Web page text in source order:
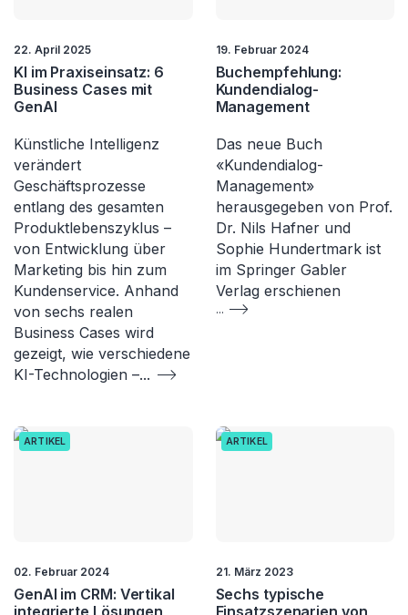
22. April 2025
KI im Praxiseinsatz: 6
Business Cases mit
GenAI
Künstliche Intelligenz
verändert
Geschäftsprozesse
entlang des gesamten
Produktlebenszyklus –
von Entwicklung über
Marketing bis hin zum
Kundenservice. Anhand
von sechs realen
Business Cases wird
gezeigt, wie verschiedene
KI-Technologien –...
19. Februar 2024
Buchempfehlung:
Kundendialog-
Management
Das neue Buch
«Kundendialog-
Management»
herausgegeben von Prof.
Dr. Nils Hafner und
Sophie Hundertmark ist
im Springer Gabler
Verlag erschienen
...
ARTIKEL
02. Februar 2024
GenAI im CRM: Vertikal
ARTIKEL
21. März 2023
Sechs typische